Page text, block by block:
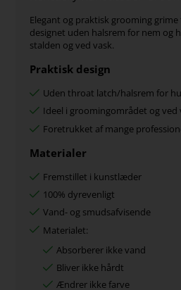
Elegant og praktisk grooming
designet uden halsrem for nem og
stalden og ved vask.
Praktisk design
Uden throat latch/halsrem for
Ideel i groomingområdet og ved
Foretrukket af mange
Materialer
Fremstillet i kunstlæder
100% dyrevenligt
Vand- og smudsafvisende
Materialet:
Absorberer ikke vand
Bliver ikke hårdt
Ændrer ikke farve